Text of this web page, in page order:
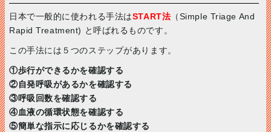
日本で一般的に使われる手法はSTART法 （Simple Triage And
Rapid Treatment) と呼ばれるものです。
この手法には５つのステップがあります。
①歩行ができるかを確認する
②自発呼吸があるかを確認する
③呼吸回数を確認する
④血液の循環状態を確認する
⑤簡単な指示に応じるかを確認する